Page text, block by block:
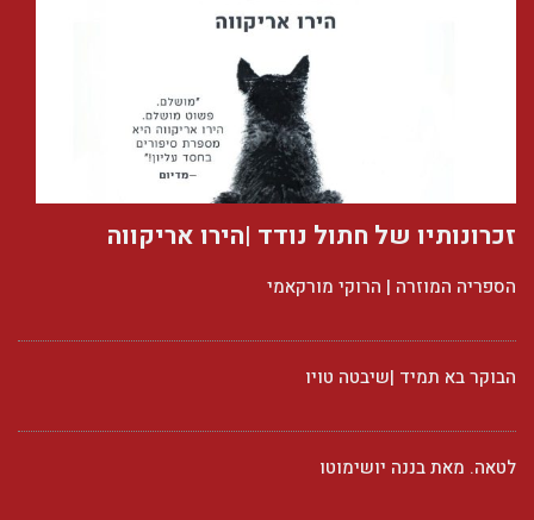
זכרונותיו של חתול נודד |הירו אריקווה
הספריה המוזרה | הרוקי מורקאמי
הבוקר בא תמיד |שיבטה טויו
לטאה. מאת בננה יושימוטו